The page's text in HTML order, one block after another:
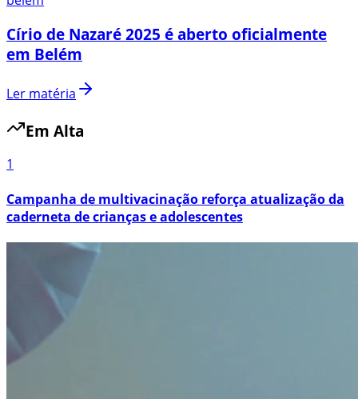
Círio de Nazaré 2025 é aberto oficialmente
em Belém
Ler matéria
Em Alta
1
Campanha de multivacinação reforça atualização da
caderneta de crianças e adolescentes